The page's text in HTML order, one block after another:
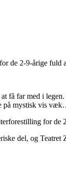
de 2-9-årige fuld
far med i
på mystisk vis
for
del, og